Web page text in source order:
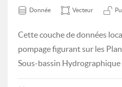
Donnée Vecteur
Cette couche de données
pompage figurant sur les
Sous-bassin Hydrographique